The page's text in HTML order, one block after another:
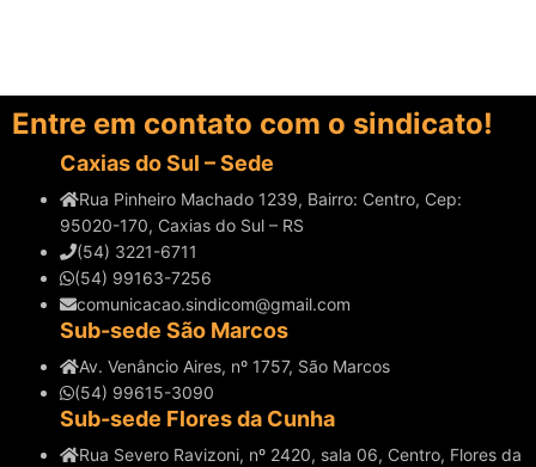
Entre em contato com o sindicato!
Caxias do Sul – Sede
Rua Pinheiro Machado 1239, Bairro: Centro, Cep:
95020-170, Caxias do Sul – RS
(54) 3221-6711
(54) 99163-7256
comunicacao.sindicom@gmail.com
Sub-sede São Marcos
Av. Venâncio Aires, nº 1757, São Marcos
(54) 99615-3090
Sub-sede Flores da Cunha
Rua Severo Ravizoni, nº 2420, sala 06, Centro, Flores da